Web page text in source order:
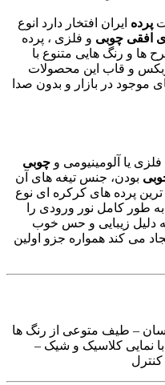
پرده ایران افتخار دارد انوع
افقی چوبی و فلزی ، پرده
ها و رنگ هایی متنوع با
و قاب این محصولات
موجود در بازار و بدون صدا
یا آلومینیومی و چوبی
بودن، جنس تیغه های آن
پرده های کرکره ای نوع
طور کامل نور ورودی را
دلیل زیبایی و حس خوب
می کند همواره جزو اولین
– طیف متوعی از رنگ ها
با نمایی کلاسیک و شیک –